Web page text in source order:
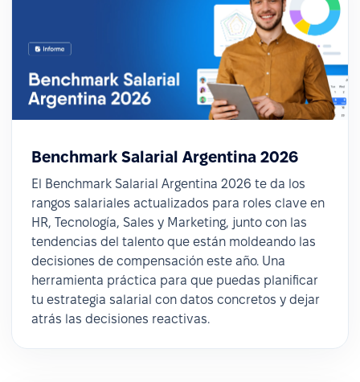
Benchmark Salarial Argentina 2026
El Benchmark Salarial Argentina 2026 te da los
rangos salariales actualizados para roles clave en
HR, Tecnología, Sales y Marketing, junto con las
tendencias del talento que están moldeando las
decisiones de compensación este año. Una
herramienta práctica para que puedas planificar
tu estrategia salarial con datos concretos y dejar
atrás las decisiones reactivas.